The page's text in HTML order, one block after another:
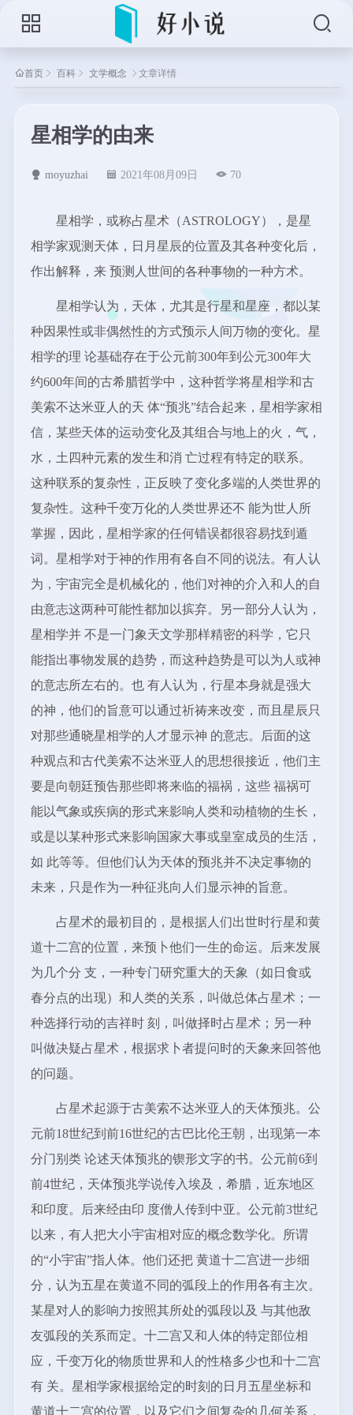
首页 百科 文学概念 文章详情
星相学的由来
moyuzhai 2021年08月09日 70
星相学，或称占星术（ASTROLOGY），是星
相学家观测天体，日月星辰的位置及其各种变化后，
作出解释，来 预测人世间的各种事物的一种方术。
星相学认为，天体，尤其是行星和星座，都以某
种因果性或非偶然性的方式预示人间万物的变化。星
相学的理 论基础存在于公元前300年到公元300年大
约600年间的古希腊哲学中，这种哲学将星相学和古
美索不达米亚人的天 体“预兆”结合起来，星相学家相
信，某些天体的运动变化及其组合与地上的火，气，
水，土四种元素的发生和消 亡过程有特定的联系。
这种联系的复杂性，正反映了变化多端的人类世界的
复杂性。这种千变万化的人类世界还不 能为世人所
掌握，因此，星相学家的任何错误都很容易找到遁
词。星相学对于神的作用有各自不同的说法。有人认
为，宇宙完全是机械化的，他们对神的介入和人的自
由意志这两种可能性都加以摈弃。另一部分人认为，
星相学并 不是一门象天文学那样精密的科学，它只
能指出事物发展的趋势，而这种趋势是可以为人或神
的意志所左右的。也 有人认为，行星本身就是强大
的神，他们的旨意可以通过祈祷来改变，而且星辰只
对那些通晓星相学的人才显示神 的意志。后面的这
种观点和古代美索不达米亚人的思想很接近，他们主
要是向朝廷预告那些即将来临的福祸，这些 福祸可
能以气象或疾病的形式来影响人类和动植物的生长，
或是以某种形式来影响国家大事或皇室成员的生活，
如 此等等。但他们认为天体的预兆并不决定事物的
未来，只是作为一种征兆向人们显示神的旨意。
占星术的最初目的，是根据人们出世时行星和黄
道十二宫的位置，来预卜他们一生的命运。后来发展
为几个分 支，一种专门研究重大的天象（如日食或
春分点的出现）和人类的关系，叫做总体占星术；一
种选择行动的吉祥时 刻，叫做择时占星术；另一种
叫做决疑占星术，根据求卜者提问时的天象来回答他
的问题。
占星术起源于古美索不达米亚人的天体预兆。公
元前18世纪到前16世纪的古巴比伦王朝，出现第一本
分门别类 论述天体预兆的锲形文字的书。公元前6到
前4世纪，天体预兆学说传入埃及，希腊，近东地区
和印度。后来经由印 度僧人传到中亚。公元前3世纪
以来，有人把大小宇宙相对应的概念数学化。所谓
的“小宇宙”指人体。他们还把 黄道十二宫进一步细
分，认为五星在黄道不同的弧段上的作用各有主次。
某星对人的影响力按照其所处的弧段以及 与其他敌
友弧段的关系而定。十二宫又和人体的特定部位相
应，千变万化的物质世界和人的性格多少也和十二宫
有 关。星相学家根据给定的时刻的日月五星坐标和
黄道十二宫的位置，以及它们之间复杂的几何关系，